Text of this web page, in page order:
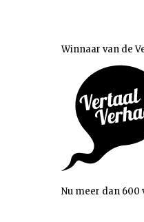
Winnaar van de
Nu meer dan 600